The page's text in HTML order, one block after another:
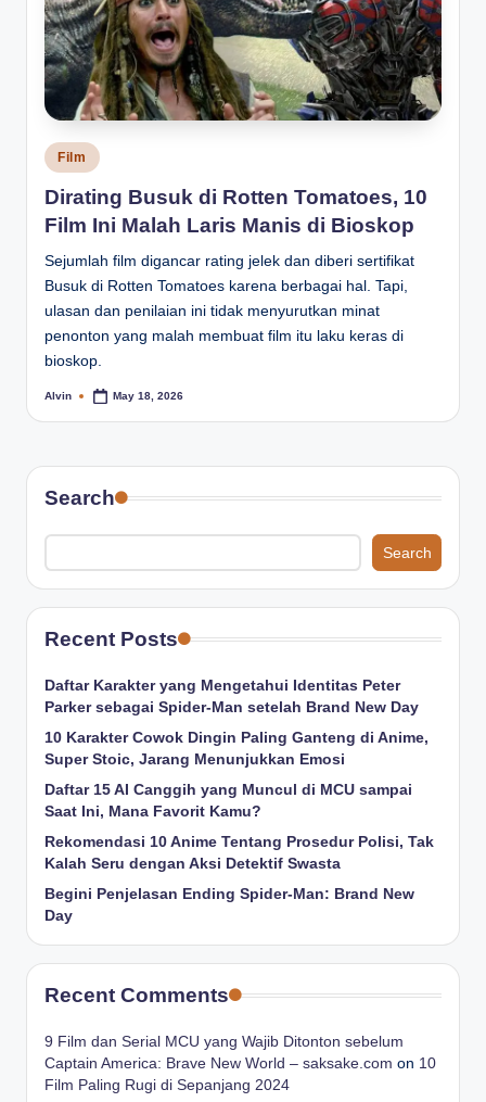
Posted
in
Film
Dirating Busuk di Rotten Tomatoes, 10
Film Ini Malah Laris Manis di Bioskop
Sejumlah film digancar rating jelek dan diberi sertifikat
Busuk di Rotten Tomatoes karena berbagai hal. Tapi,
ulasan dan penilaian ini tidak menyurutkan minat
penonton yang malah membuat film itu laku keras di
bioskop.
Posted
Alvin May 18, 2026
Search
Search
Recent Posts
Daftar Karakter yang Mengetahui Identitas Peter
Parker sebagai Spider-Man setelah Brand New Day
10 Karakter Cowok Dingin Paling Ganteng di Anime,
Super Stoic, Jarang Menunjukkan Emosi
Daftar 15 AI Canggih yang Muncul di MCU sampai
Saat Ini, Mana Favorit Kamu?
Rekomendasi 10 Anime Tentang Prosedur Polisi, Tak
Kalah Seru dengan Aksi Detektif Swasta
Begini Penjelasan Ending Spider-Man: Brand New
Day
Recent Comments
9 Film dan Serial MCU yang Wajib Ditonton sebelum
Captain America: Brave New World – saksake.com on 10
Film Paling Rugi di Sepanjang 2024